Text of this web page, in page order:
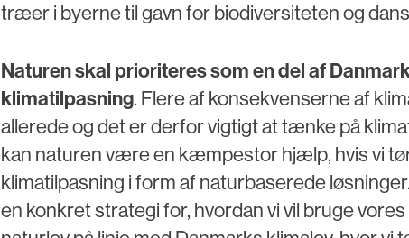
træer i byerne til gavn for biodiversiteten og
Naturen skal prioriteres som en del af
klimatilpasning. Flere af konsekvenserne af
allerede og det er derfor vigtigt at tænke på
kan naturen være en kæmpestor hjælp, hvis vi
klimatilpasning i form af naturbaserede
en konkret strategi for, hvordan vi vil bruge vores